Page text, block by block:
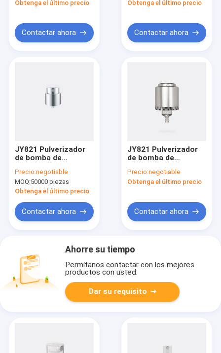
Obtenga el último precio
Contactar ahora
Obtenga el último precio
Contactar ahora
JY821 Pulverizador
de bomba de
material de aluminio
de diámetro de
orificio de inserción
de cierre 15/410
Precio:negotiable
MOQ:50000 piezas
Obtenga el último precio
Contactar ahora
JY821 Pulverizador
de bomba de
mm de diámetro del
orificio de inserción y
Precio:negotiable
Obtenga el último precio
Contactar ahora
Ahorre su tiempo
Permítanos contactar con los mejores
productos con usted.
Dar su requisito